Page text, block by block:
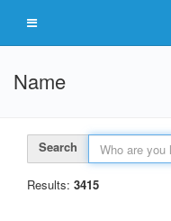
Name
Search
Results: 3415